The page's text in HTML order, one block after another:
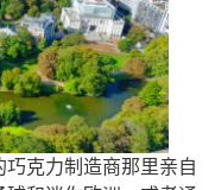
克力制造商那里亲自